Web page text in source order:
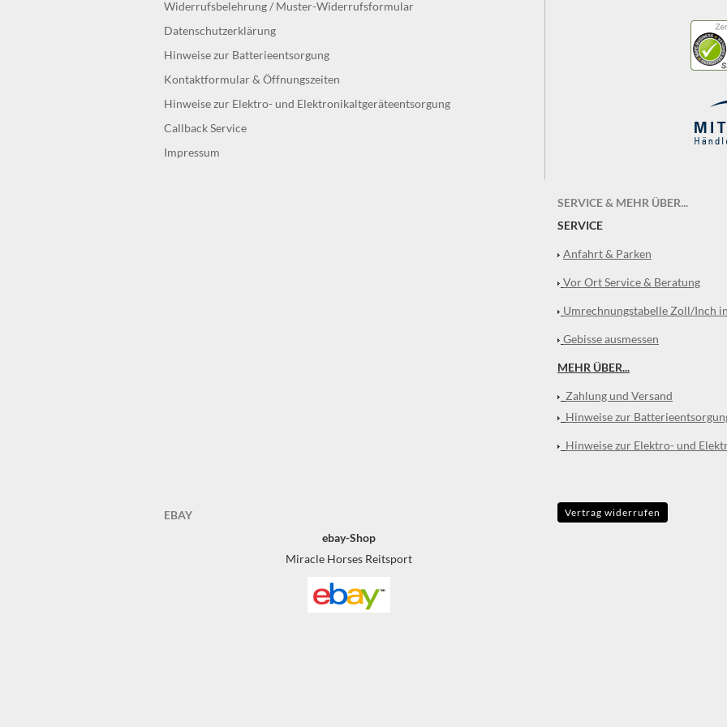
Widerrufsbelehrung / Muster-Widerrufsformular
Datenschutzerklärung
Hinweise zur Batterieentsorgung
Kontaktformular & Öffnungszeiten
Hinweise zur Elektro- und Elektronikaltgeräteentsorgung
Callback Service
Impressum
SERVICE & MEHR ÜBER...
SERVICE
Anfahrt & Parken
Vor Ort Service & Beratung
Umrechnungstabelle Zoll/Inch
Gebisse ausmessen
MEHR ÜBER...
Zahlung und Versand
Hinweise zur
Hinweise zur Elektro- und
EBAY
ebay-Shop
Miracle Horses Reitsport
Vertrag widerrufen